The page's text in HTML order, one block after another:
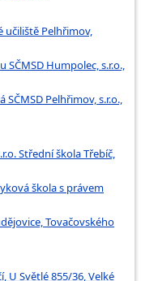
učiliště Pelhřimov,
Humpolec, s.r.o.,
Pelhřimov, s.r.o.,
Střední škola Třebíč,
škola s právem
Tovačovského
U Světlé 855/36, Velké